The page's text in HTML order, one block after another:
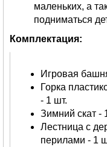
маленьких, а
подниматься
Комплектация:
Игровая
Горка
- 1 шт.
Зимний скат -
Лестница с
перилами - 1